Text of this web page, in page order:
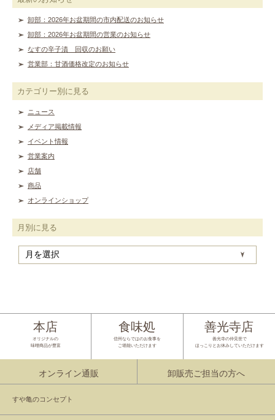
卸部：2026年お盆期間の市内配送のお知らせ
卸部：2026年お盆期間の営業のお知らせ
なすの辛子漬 回収のお願い
営業部：甘酒価格改定のお知らせ
カテゴリー別に見る
ニュース
メディア掲載情報
イベント情報
営業案内
店舗
商品
オンラインショップ
月別に見る
本店
オリジナルの
味噌商品が豊富
食味処
信州ならではのお食事を
ご堪能いただけます
善光寺店
善光寺の仲見世で
ほっこりとお休みしていただけます
オンライン通販 卸販売ご担当の方へ
すや亀のコンセプト